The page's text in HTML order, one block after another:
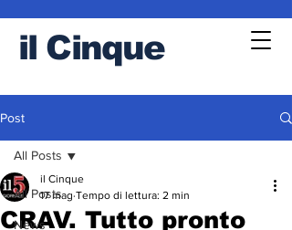
il Cinque
Post
All Posts
News
All Posts
CRAV. Tutto pronto
il Cinque
17 mag Tempo di lettura: 2 min